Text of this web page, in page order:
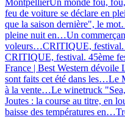
feu de voiture se déclare en
que la saison dernière", le
pleine nuit en…Un
voleurs…CRITIQUE,
CRITIQUE, festival. 45ème
France | Best Western
sont faits cet été dans les…Le
à la vente…Le winetruck
Joutes : la course au titre, en
baisse des températures en…